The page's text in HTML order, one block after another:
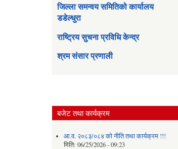
जिल्ला समन्वय समितिको कार्यालय
डडेल्धुरा
राष्ट्रिय सुचना प्रविधि केन्द्र
श्रम संसार प्रणाली
बजेट तथा कार्यक्रम
आ.व. २०८३/०८४ को नीति तथा कार्यक्रम !!!
मिति: 06/25/2026 - 09:23